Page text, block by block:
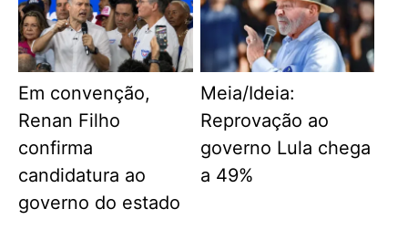
Em convenção,
Renan Filho
confirma
candidatura ao
governo do estado
Meia/Ideia:
Reprovação ao
governo Lula chega
a 49%